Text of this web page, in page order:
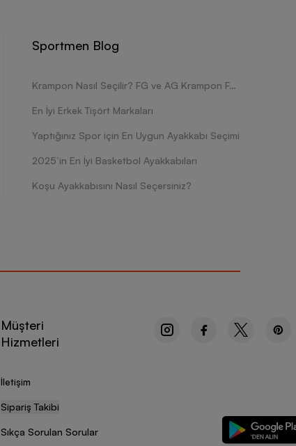
Sportmen Blog
Krampon Nasıl Seçilir? FG ve AG Krampon Farkları Nelerdir?
En İyi Erkek Tişört Markaları
Yaptığınız Spor için En Uygun Ayakkabı Seçimi
2025’in En İyi Basketbol Ayakkabıları
Koşu Ayakkabısını Nasıl Seçersiniz?
Müşteri
Hizmetleri
İletişim
Sipariş Takibi
Sıkça Sorulan Sorular